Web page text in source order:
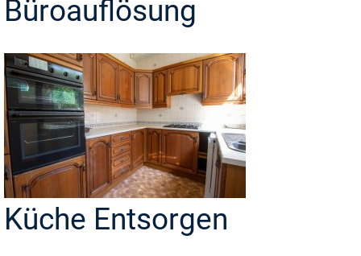
Büroauflösung
Küche Entsorgen